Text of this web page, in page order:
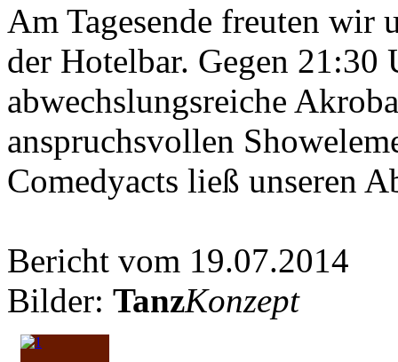
Am Tagesende freuten wir
der Hotelbar. Gegen 21:30
abwechslungsreiche
anspruchsvollen
Comedyacts ließ unseren
Bericht vom 19.07.2014
Bilder: TanzKonzept